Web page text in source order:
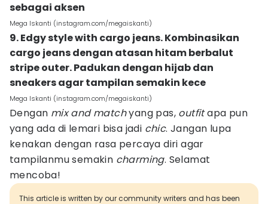
sebagai aksen
Mega Iskanti (instagram.com/megaiskanti)
9. Edgy style with cargo jeans. Kombinasikan
cargo jeans dengan atasan hitam berbalut
stripe outer. Padukan dengan hijab dan
sneakers agar tampilan semakin kece
Mega Iskanti (instagram.com/megaiskanti)
Dengan mix and matchyang pas, outfitapa pun
yang ada di lemari bisa jadi chic. Jangan lupa
kenakan dengan rasa percaya diri agar
tampilanmu semakin charming. Selamat
mencoba!
This article is written by our community writers and has been